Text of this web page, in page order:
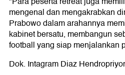
mengenal dan mengakrabkan
Prabowo dalam arahannya
kabinet bersatu, membangun
football yang siap menjalankan
Dok. Intagram Diaz